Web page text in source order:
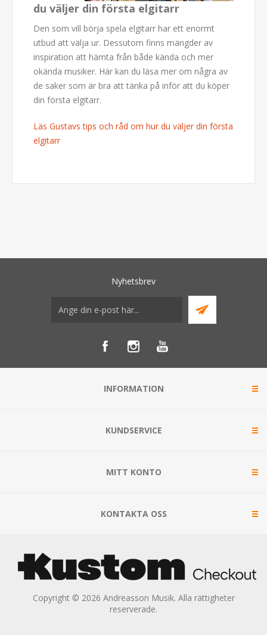
du väljer din första elgitarr
Den som vill börja spela elgitarr har ett enormt
utbud att välja ur. Dessutom finns mängder av
inspiration att hämta från både kända och mer
okända musiker. Här kan du läsa mer om några av
de saker som är bra att tänka på inför att du köper
din första elgitarr.
Läs Gustavs tips och råd om hur du väljer din första
elgitarr
Nyhetsbrev
INFORMATION
KUNDSERVICE
MITT KONTO
KONTAKTA OSS
Copyright © 2026 Andreasson Musik. Alla rättigheter
reserverade.